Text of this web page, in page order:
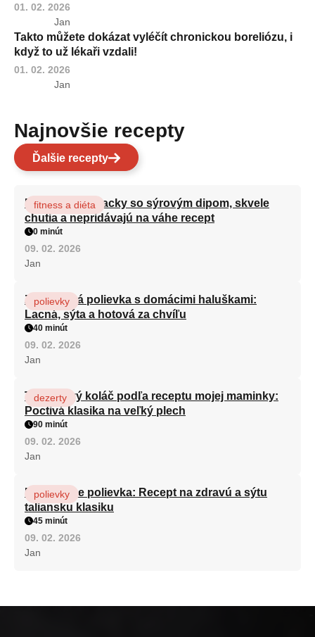
01. 02. 2026
Jan
Takto můžete dokázat vyléčít chronickou boreliózu, i
když to už lékaři vzdali!
01. 02. 2026
Jan
Najnovšie recepty
Ďalšie recepty
Brokolicové placky so sýrovým dipom, skvele
chutia a nepridávajú na váhe recept
fitness a diéta
0 minút
09. 02. 2026
Jan
Zeleninová polievka s domácimi haluškami:
Lacná, sýta a hotová za chvíľu
polievky
40 minút
09. 02. 2026
Jan
Tvarohový koláč podľa receptu mojej maminky:
Poctivá klasika na veľký plech
dezerty
90 minút
09. 02. 2026
Jan
Minestrone polievka: Recept na zdravú a sýtu
taliansku klasiku
polievky
45 minút
09. 02. 2026
Jan